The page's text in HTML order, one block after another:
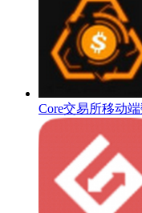
Core交易所移动